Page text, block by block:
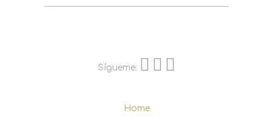
Sígueme:
Home